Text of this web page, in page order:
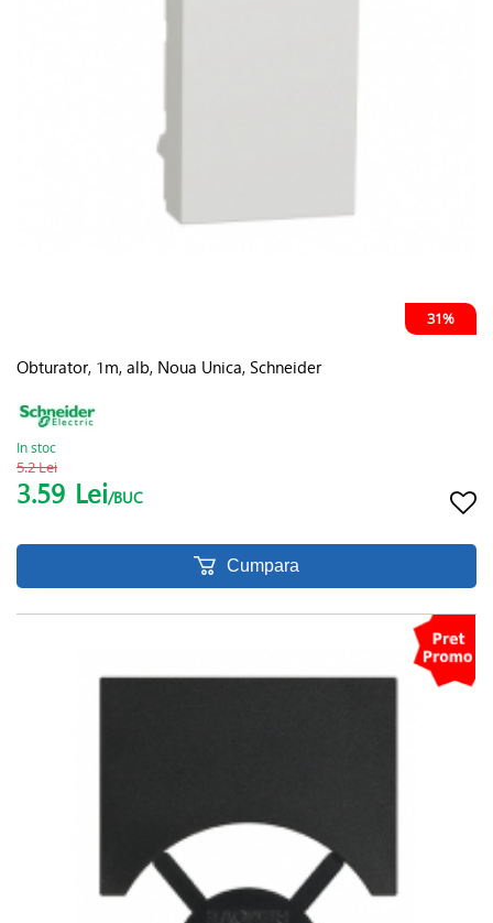
31%
Obturator, 1m, alb, Noua Unica, Schneider
In stoc
5.2 Lei
3.59 Lei/BUC
Cumpara